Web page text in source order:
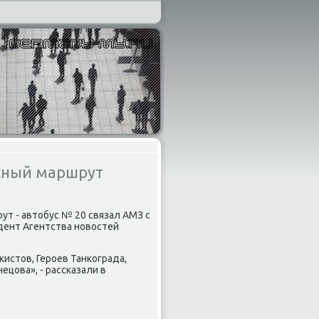
маршрут
- автοбус № 20 связал АМЗ с
Агентства новοстей
Героев Танкограда,
- рассказали в